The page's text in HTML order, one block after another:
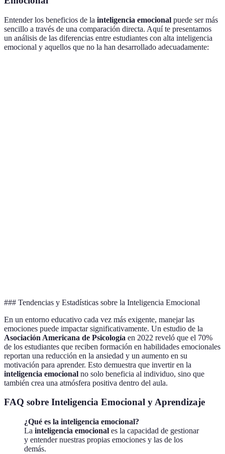
Entender los beneficios de la inteligencia emocional puede ser más
sencillo a través de una comparación directa. Aquí te presentamos
un análisis de las diferencias entre estudiantes con alta inteligencia
emocional y aquellos que no la han desarrollado adecuadamente:
### Tendencias y Estadísticas sobre la Inteligencia Emocional
En un entorno educativo cada vez más exigente, manejar las
emociones puede impactar significativamente. Un estudio de la
Asociación Americana de Psicología en 2022 reveló que el 70%
de los estudiantes que reciben formación en habilidades emocionales
reportan una reducción en la ansiedad y un aumento en su
motivación para aprender. Esto demuestra que invertir en la
inteligencia emocional no solo beneficia al individuo, sino que
también crea una atmósfera positiva dentro del aula.
FAQ sobre Inteligencia Emocional y Aprendizaje
¿Qué es la inteligencia emocional?
La inteligencia emocional es la capacidad de gestionar
y entender nuestras propias emociones y las de los
demás.